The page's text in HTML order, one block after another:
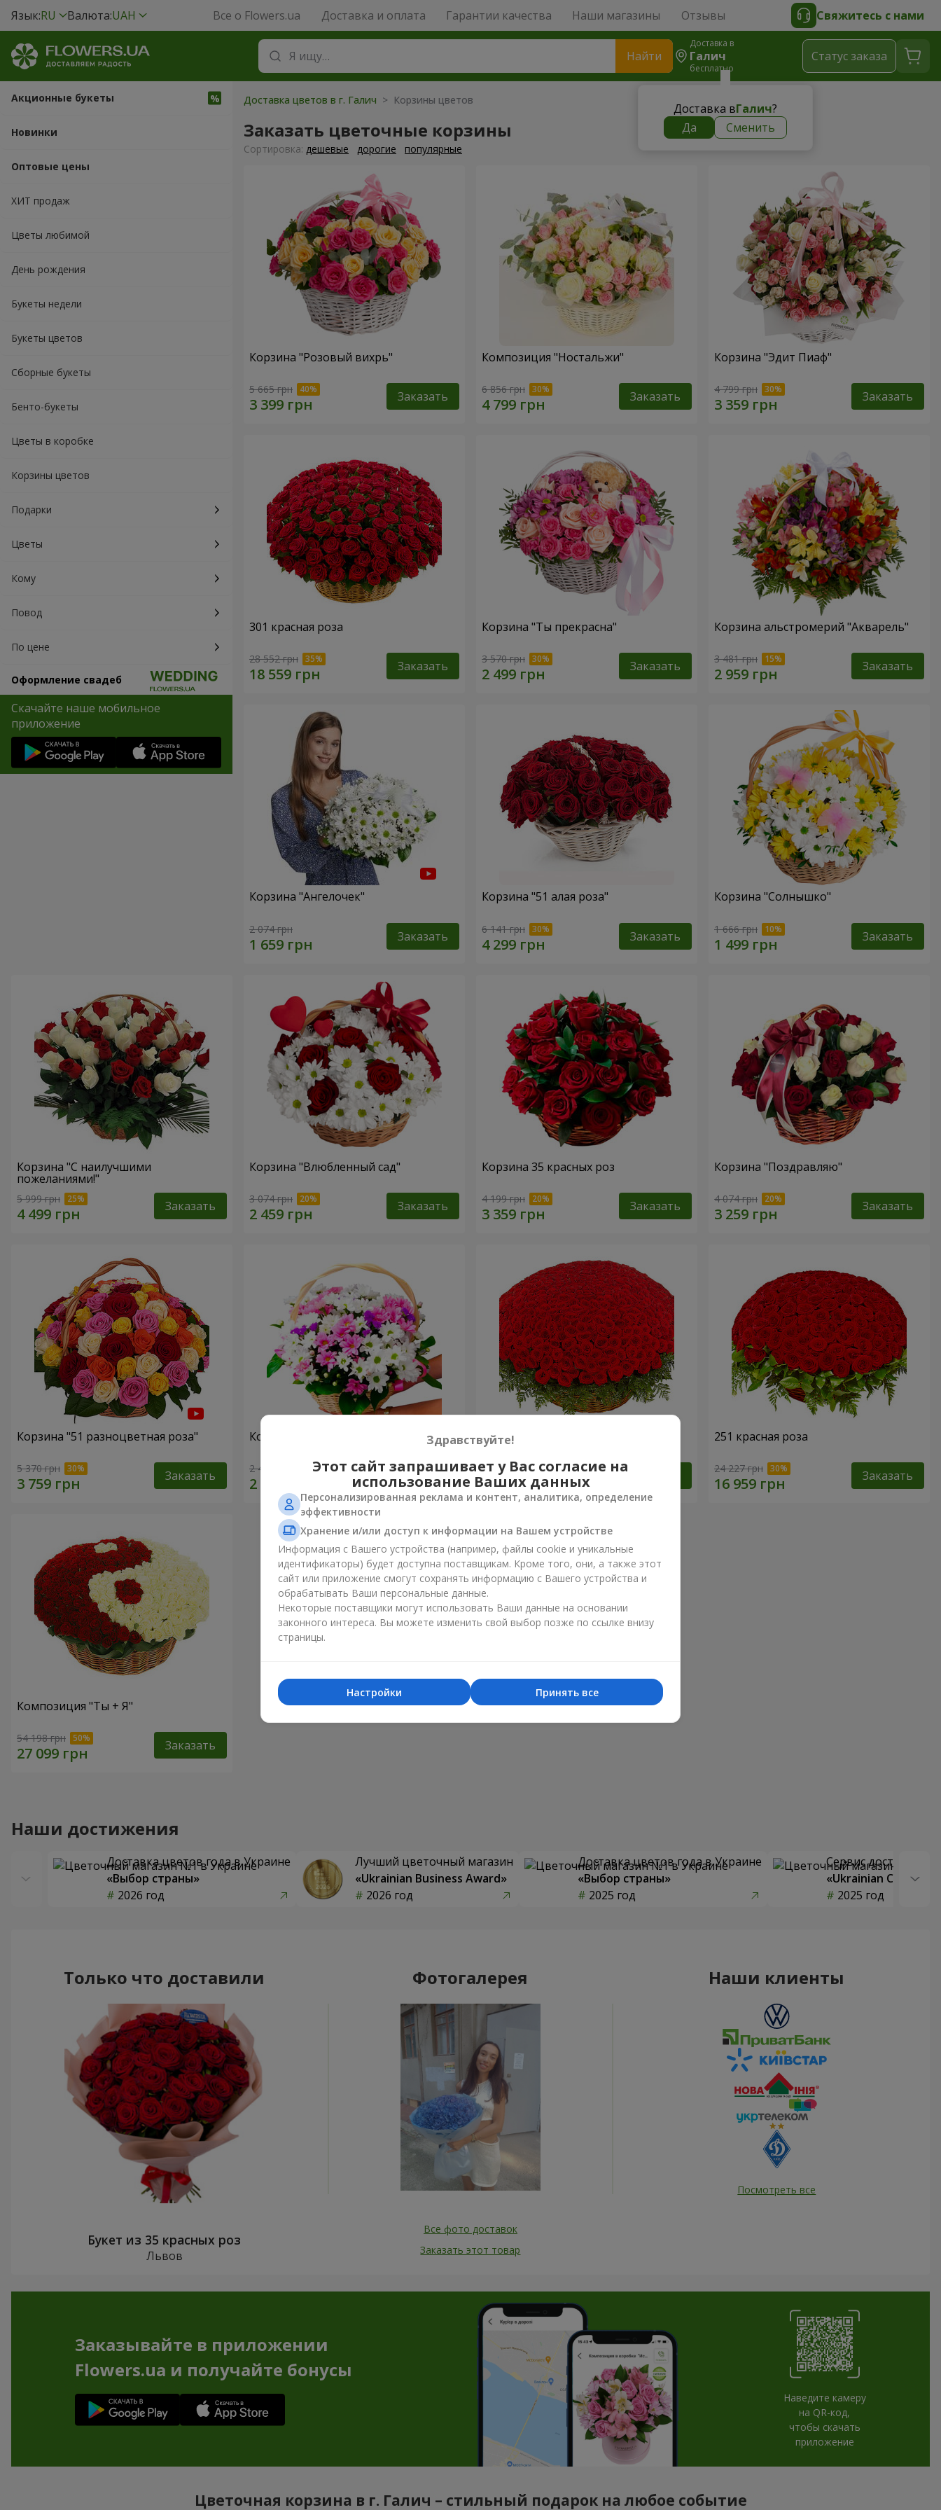
Язык:RU Валюта:UAH Все о Flowers.ua Доставка и оплата Гарантии качества Наши магазины Отзывы Свяжитесь с нами
Найти
Доставка в
Галич
бесплатно
Доставка вГалич?
Да
Сменить
Cтатус заказа
Акционные букеты
Новинки
Оптовые цены
ХИТ продаж
Цветы любимой
День рождения
Букеты недели
Букеты цветов
Сборные букеты
Бенто-букеты
Цветы в коробке
Корзины цветов
Подарки
Цветы
Кому
Повод
По цене
Оформление свадеб
Скачайте наше мобильное
приложение
Доставка цветов в г. Галич > Корзины цветов
Заказать цветочные корзины
Cортировка: дешевые дорогие популярные
Корзина "Розовый вихрь"
5 665 грн Заказать
Композиция "Ностальжи"
6 856 грн Заказать
Корзина "Эдит Пиаф"
4 799 грн Заказать
301 красная роза
28 552 грн Заказать
Корзина "Ты прекрасна"
3 570 грн Заказать
Корзина альстромерий "Акварель"
3 481 грн Заказать
Корзина "Ангелочек"
2 074 грн Заказать
Корзина "51 алая роза"
6 141 грн Заказать
Корзина "Солнышко"
1 666 грн Заказать
Корзина "С наилучшими
пожеланиями!"
5 999 грн Заказать
Корзина "Влюбленный сад"
3 074 грн Заказать
Корзина 35 красных роз
4 199 грн Заказать
Корзина "Поздравляю"
4 074 грн Заказать
Корзина "51 разноцветная роза"
5 370 грн Заказать
Корзина хризантем "Яркая поляна"
2 469 грн Заказать
501 красная роза
56 362 грн
251 красная роза
24 227 грн Заказать
Композиция "Ты + Я"
54 198 грн Заказать
Наши достижения
Доставка цветов года в Украине
«Выбор страны»
2026 год
Лучший цветочный магазин
«Ukrainian Business Award»
2026 год
Доставка цветов года в Украине
«Выбор страны»
2025 год
Сервис доставки
«Ukrainian Choice»
2025 год
Только что доставили
Букет из 35 красных роз
Львов
Фотогалерея
Все фото доставок
Заказать этот товар
Наши клиенты
Посмотреть все
Заказывайте в приложении
Flowers.ua и получайте бонусы
Наведите камеру
на QR-код,
чтобы скачать
приложение
Цветочная корзина в г. Галич – стильный подарок на любое событие
Здравствуйте!
Этот сайт запрашивает у Вас согласие на
использование Ваших данных
Персонализированная реклама и контент, аналитика, определение
эффективности
Хранение и/или доступ к информации на Вашем устройстве
Информация с Вашего устройства (например, файлы cookie и уникальные
идентификаторы) будет доступна поставщикам. Кроме того, они, а также этот
сайт или приложение смогут сохранять информацию с Вашего устройства и
обрабатывать Ваши персональные данные.
Некоторые поставщики могут использовать Ваши данные на основании
законного интереса. Вы можете изменить свой выбор позже по ссылке внизу
страницы.
Принять все
Настройки